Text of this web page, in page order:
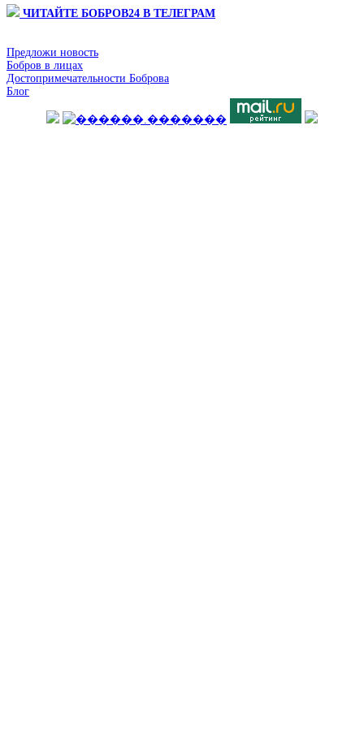
ЧИТАЙТЕ БОБРОВ24 В ТЕЛЕГРАМ
Предложи новость
Бобров в лицах
Достопримечательности Боброва
Блог